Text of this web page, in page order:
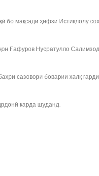
мақсади ҳифзи Истиқлолу
Ғафуров Нусратулло
сазовори боварии халқ
карда шуданд.